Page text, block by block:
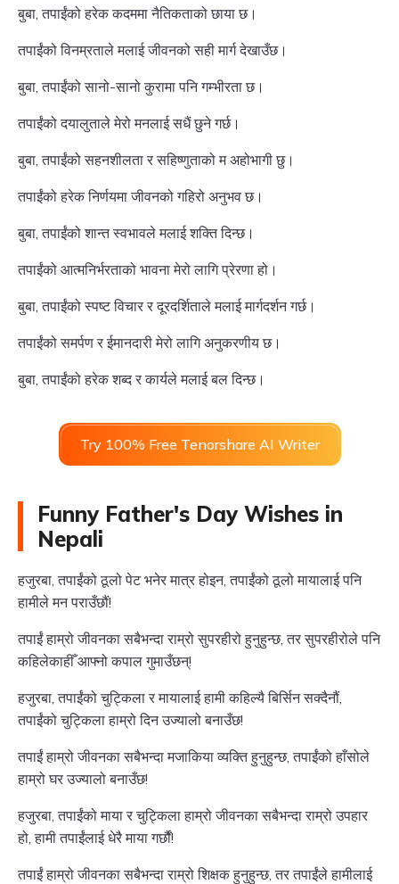
बुबा, तपाईंको हरेक कदममा नैतिकताको छाया छ।
तपाईंको विनम्रताले मलाई जीवनको सही मार्ग देखाउँछ।
बुबा, तपाईंको सानो-सानो कुरामा पनि गम्भीरता छ।
तपाईंको दयालुताले मेरो मनलाई सधैं छुने गर्छ।
बुबा, तपाईंको सहनशीलता र सहिष्णुताको म अहोभागी छु।
तपाईंको हरेक निर्णयमा जीवनको गहिरो अनुभव छ।
बुबा, तपाईंको शान्त स्वभावले मलाई शक्ति दिन्छ।
तपाईंको आत्मनिर्भरताको भावना मेरो लागि प्रेरणा हो।
बुबा, तपाईंको स्पष्ट विचार र दूरदर्शिताले मलाई मार्गदर्शन गर्छ।
तपाईंको समर्पण र ईमानदारी मेरो लागि अनुकरणीय छ।
बुबा, तपाईंको हरेक शब्द र कार्यले मलाई बल दिन्छ।
Try 100% Free Tenorshare AI Writer
Funny Father's Day Wishes in
Nepali
हजुरबा, तपाईंको ठूलो पेट भनेर मात्र होइन, तपाईंको ठूलो मायालाई पनि
हामीले मन पराउँछौं!
तपाईं हाम्रो जीवनका सबैभन्दा राम्रो सुपरहीरो हुनुहुन्छ, तर सुपरहीरोले पनि
कहिलेकाहीँ आफ्नो कपाल गुमाउँछन्!
हजुरबा, तपाईंको चुट्किला र मायालाई हामी कहिल्यै बिर्सिन सक्दैनौं,
तपाईंको चुट्किला हाम्रो दिन उज्यालो बनाउँछ!
तपाईं हाम्रो जीवनका सबैभन्दा मजाकिया व्यक्ति हुनुहुन्छ, तपाईंको हाँसोले
हाम्रो घर उज्यालो बनाउँछ!
हजुरबा, तपाईंको माया र चुट्किला हाम्रो जीवनका सबैभन्दा राम्रो उपहार
हो, हामी तपाईंलाई धेरै माया गर्छौं!
तपाईं हाम्रो जीवनका सबैभन्दा राम्रो शिक्षक हुनुहुन्छ, तर तपाईंले हामीलाई